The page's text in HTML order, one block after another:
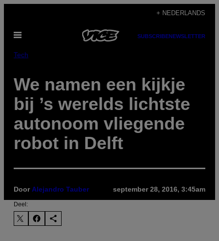
de
inhoud
+ NEDERLANDS
Open
SUBSCRIBENEWSLETTER
Tech
We namen een kijkje
bij ’s werelds lichtste
autonoom vliegende
robot in Delft
Door Alejandro Tauber september 28, 2016, 3:45am
Deel: